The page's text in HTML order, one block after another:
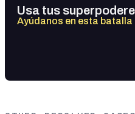
Usa tus
Ayúdanos en esta